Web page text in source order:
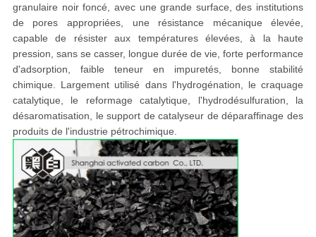
granulaire noir foncé, avec une grande surface, des institutions
de pores appropriées, une résistance mécanique élevée,
capable de résister aux températures élevées, à la haute
pression, sans se casser, longue durée de vie, forte performance
d'adsorption, faible teneur en impuretés, bonne stabilité
chimique. Largement utilisé dans l'hydrogénation, le craquage
catalytique, le reformage catalytique, l'hydrodésulfuration, la
désaromatisation, le support de catalyseur de déparaffinage des
produits de l'industrie pétrochimique.